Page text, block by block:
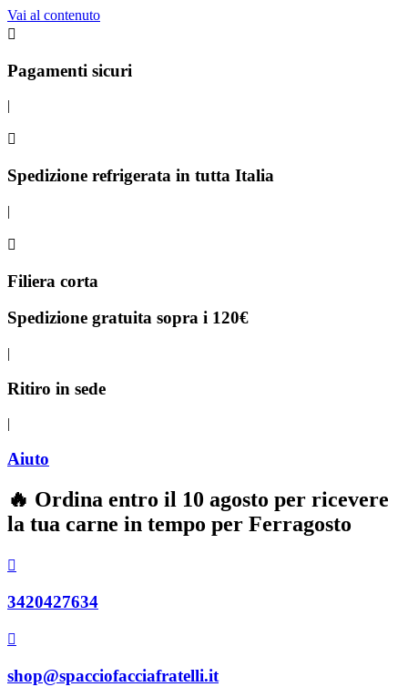
Vai al contenuto
Pagamenti sicuri
|
Spedizione refrigerata in tutta Italia
|
Filiera corta
Spedizione gratuita sopra i 120€
|
Ritiro in sede
Aiuto
🔥 Ordina entro il 10 agosto per ricevere
la tua carne in tempo per Ferragosto
3420427634
shop@spacciofacciafratelli.it